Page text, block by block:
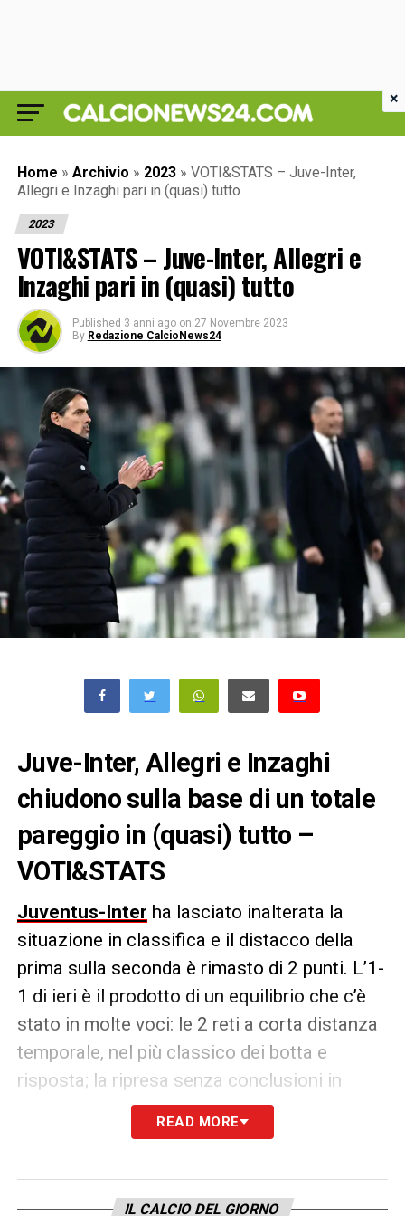
Home » Archivio » 2023 » VOTI&STATS – Juve-Inter,
Allegri e Inzaghi pari in (quasi) tutto
2023
VOTI&STATS – Juve-Inter, Allegri e
Inzaghi pari in (quasi) tutto
Published 3 anni ago on 27 Novembre 2023
By Redazione CalcioNews24
Juve-Inter, Allegri e Inzaghi
chiudono sulla base di un totale
pareggio in (quasi) tutto –
VOTI&STATS
Juventus-Inter ha lasciato inalterata la
situazione in classifica e il distacco della
prima sulla seconda è rimasto di 2 punti. L’1-
1 di ieri è il prodotto di un equilibrio che c’è
stato in molte voci: le 2 reti a corta distanza
temporale, nel più classico dei botta e
risposta; la ripresa senza conclusioni in
porta, a eccezione di un tentativo nerazzurro;
il dominio territoriale, attestato su
di pericolosità (55% per entrambi). A Inzaghi
READ MORE
IL CALCIO DEL GIORNO
×